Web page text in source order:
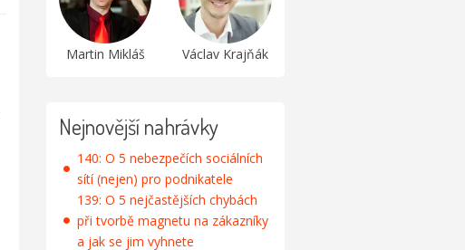
Martin Mikláš Václav Krajňák
Nejnovější nahrávky
140: O 5 nebezpečích sociálních
sítí (nejen) pro podnikatele
139: O 5 nejčastějších chybách
při tvorbě magnetu na zákazníky
a jak se jim vyhnete